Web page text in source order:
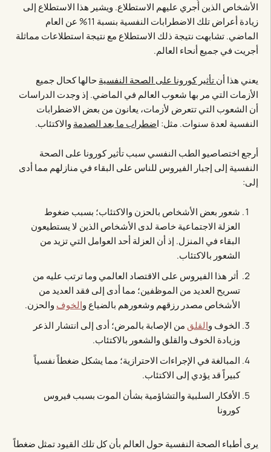
الأشخاص الذين أُجري عليهم الاستطلاع. ويشير هذا الاستطلاع إلى
زيادة أعراض تلك الاضطرابات النفسية بنسبة 11% عن العام
الماضي. تشابهت نتيجة ذلك الاستطلاع مع نتيجة استطلاعات مماثلة
أجريت في جميع أنحاء العالم.
يعني هذا أنتأثير كورونا على الصحة النفسيةحالها كحال جميع
الأزمات التي مر بها شعوب العالم في الماضي. إذ وجدت الدراسات
أن الشعوب التي تتعرض لأزمات، يعانون من بعض الاضطرابات
النفسية لعدة سنوات. مثل: اضطراب ما بعد الصدمة والاكتئاب.
أرجع اختصاصيو الطب النفسي سبب تأثير كورونا على الصحة
النفسية إلى إجبار الفيروس للناس على البقاء في منازلهم مما أدى
إلى:
شعور بعض الأشخاص بالحزن والاكتئاب؛ بسبب ضغوط
العزلة الاجتماعية خاصة لدى الأشخاص الذين لا يستطيعون
البقاء في المنزل. إذ أن العزلة أحد العوامل التي تزيد من
الشعور بالاكتئاب.
أثر هذا الفيروس على الاقتصاد العالمي وما ترتب عليه من
تسريح العديد من الموظفين؛ مما أدى إلى فقد العديد من
الأشخاص مصدر رزقهم وشعورهم بالضياع والخوف والحزن.
الخوف والقلق من الإصابة بالمرض؛ أدى إلى انتشار الذعر
وزيادة الخوف والقلق والشعور بالاكتئاب.
المبالغة في الإجراءات الاحترازية؛ مما يشكل ضغطاً نفسياً
كبيراً قد يؤدي إلى الاكتئاب.
الأفكار السلبية والتشاؤمية بشأن الموت بسبب فيروس
كورونا
يرى أطباء الصحة النفسية حول العالم بأن كل تلك القيود تمثل ضغطاً